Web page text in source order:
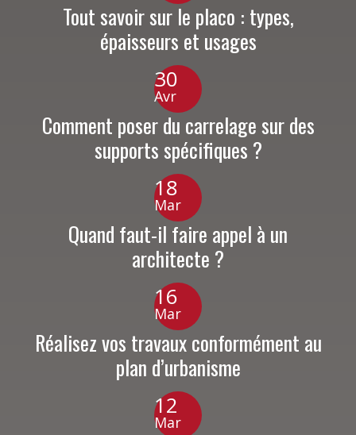
Tout savoir sur le placo : types,
épaisseurs et usages
30
Avr
Comment poser du carrelage sur des
supports spécifiques ?
18
Mar
Quand faut-il faire appel à un
architecte ?
16
Mar
Réalisez vos travaux conformément au
plan d’urbanisme
12
Mar